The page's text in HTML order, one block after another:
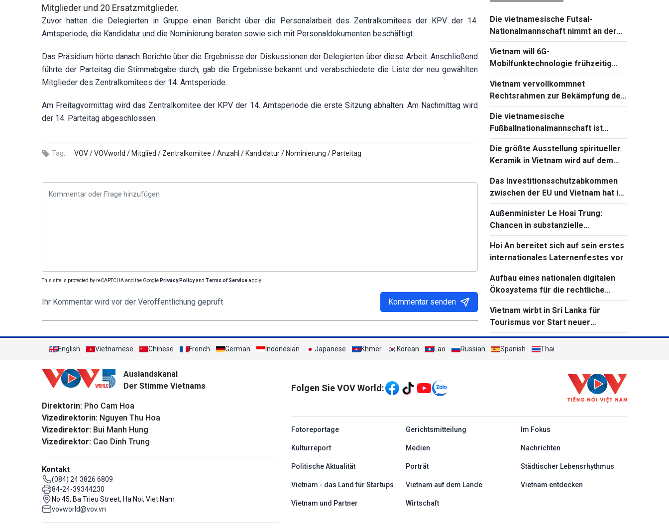
Mitglieder und 20 Ersatzmitglieder.
Zuvor hatten die Delegierten in Gruppe einen Bericht über die Personalarbeit des Zentralkomitees der KPV der 14.
Amtsperiode, die Kandidatur und die Nominierung beraten sowie sich mit Personaldokumenten beschäftigt.
Das Präsidium hörte danach Berichte über die Ergebnisse der Diskussionen der Delegierten über diese Arbeit. Anschließend
führte der Parteitag die Stimmabgabe durch, gab die Ergebnisse bekannt und verabschiedete die Liste der neu gewählten
Mitglieder des Zentralkomitees der 14. Amtsperiode.
Am Freitagvormittag wird das Zentralkomitee der KPV der 14. Amtsperiode die erste Sitzung abhalten. Am Nachmittag wird
der 14. Parteitag abgeschlossen.
Tag: VOV /VOVworld / Mitglied / Zentralkomitee /Anzahl / Kandidatur / Nominierung / Parteitag
This site is protected by reCAPTCHA and the Google Privacy Policyand Terms of Serviceapply.
Ihr Kommentar wird vor der Veröffentlichung geprüft Kommentar senden
Die vietnamesische Futsal-
Nationalmannschaft nimmt an der
Continental Futsal Championship
2026 teil
Vietnam will 6G-
Mobilfunktechnologie frühzeitig
beherrschen und einführen
Vietnam vervollkommnet
Rechtsrahmen zur Bekämpfung der
Verbreitung von
Massenvernichtungswaffen
Die vietnamesische
Fußballnationalmannschaft ist
bereit für das Spiel gegen Singapur
bei Südostasienmeisterschaft 2026
Die größte Ausstellung spiritueller
Keramik in Vietnam wird auf dem
Ba-Den-Berg stattfinden
Das Investitionsschutzabkommen
zwischen der EU und Vietnam hat in
Frankreich einen neuen Fortschritt
Außenminister Le Hoai Trung:
Chancen in substanzielle
Entwicklungsergebnisse
verwandeln
Hoi An bereitet sich auf sein erstes
internationales Laternenfestes vor
Aufbau eines nationalen digitalen
Ökosystems für die rechtliche
Aufklärung
Vietnam wirbt in Sri Lanka für
Tourismus vor Start neuer
Direktflüge
English Vietnamese Chinese French German Indonesian Japanese Khmer Korean Lao Russian Spanish Thai
Auslandskanal
Der Stimme Vietnams
Direktorin: Pho Cam Hoa
Vizedirektorin: Nguyen Thu Hoa
Vizedirektor: Bui Manh Hung
Vizedirektor: Cao Dinh Trung
Kontakt
(084) 24 3826 6809
84-24-39344230
No 45, Ba Trieu Street, Ha Noi, Viet Nam
vovworld@vov.vn
Folgen Sie VOV World:
menu footer tiếng Đức
Fotoreportage Gerichtsmitteilung Im Fokus
Kulturreport Medien Nachrichten
Politische Aktualität Porträt Städtischer Lebensrhythmus
Vietnam - das Land für Startups Vietnam auf dem Lande Vietnam entdecken
Vietnam und Partner Wirtschaft